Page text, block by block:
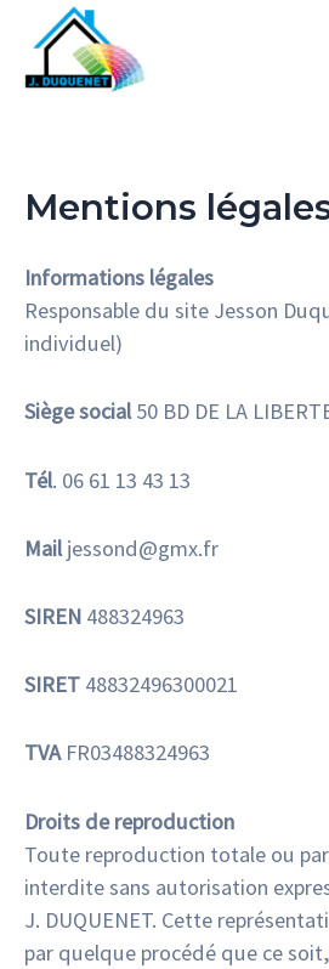
contenu
Mentions
Informations légales
Responsable du site Jesson
individuel)
Siège social50 BD DE LA
Tél. 06 61 13 43 13
Mailjessond@gmx.fr
SIREN 488324963
SIRET 48832496300021
TVAFR03488324963
Droits de reproduction
Toute reproduction totale ou
interdite sans autorisation
J. DUQUENET. Cette
par quelque procédé que ce